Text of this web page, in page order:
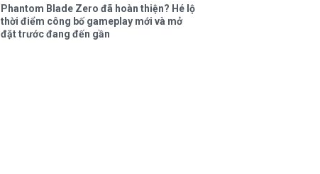
Phantom Blade Zero đã hoàn thiện? Hé lộ
thời điểm công bố gameplay mới và mở
đặt trước đang đến gần